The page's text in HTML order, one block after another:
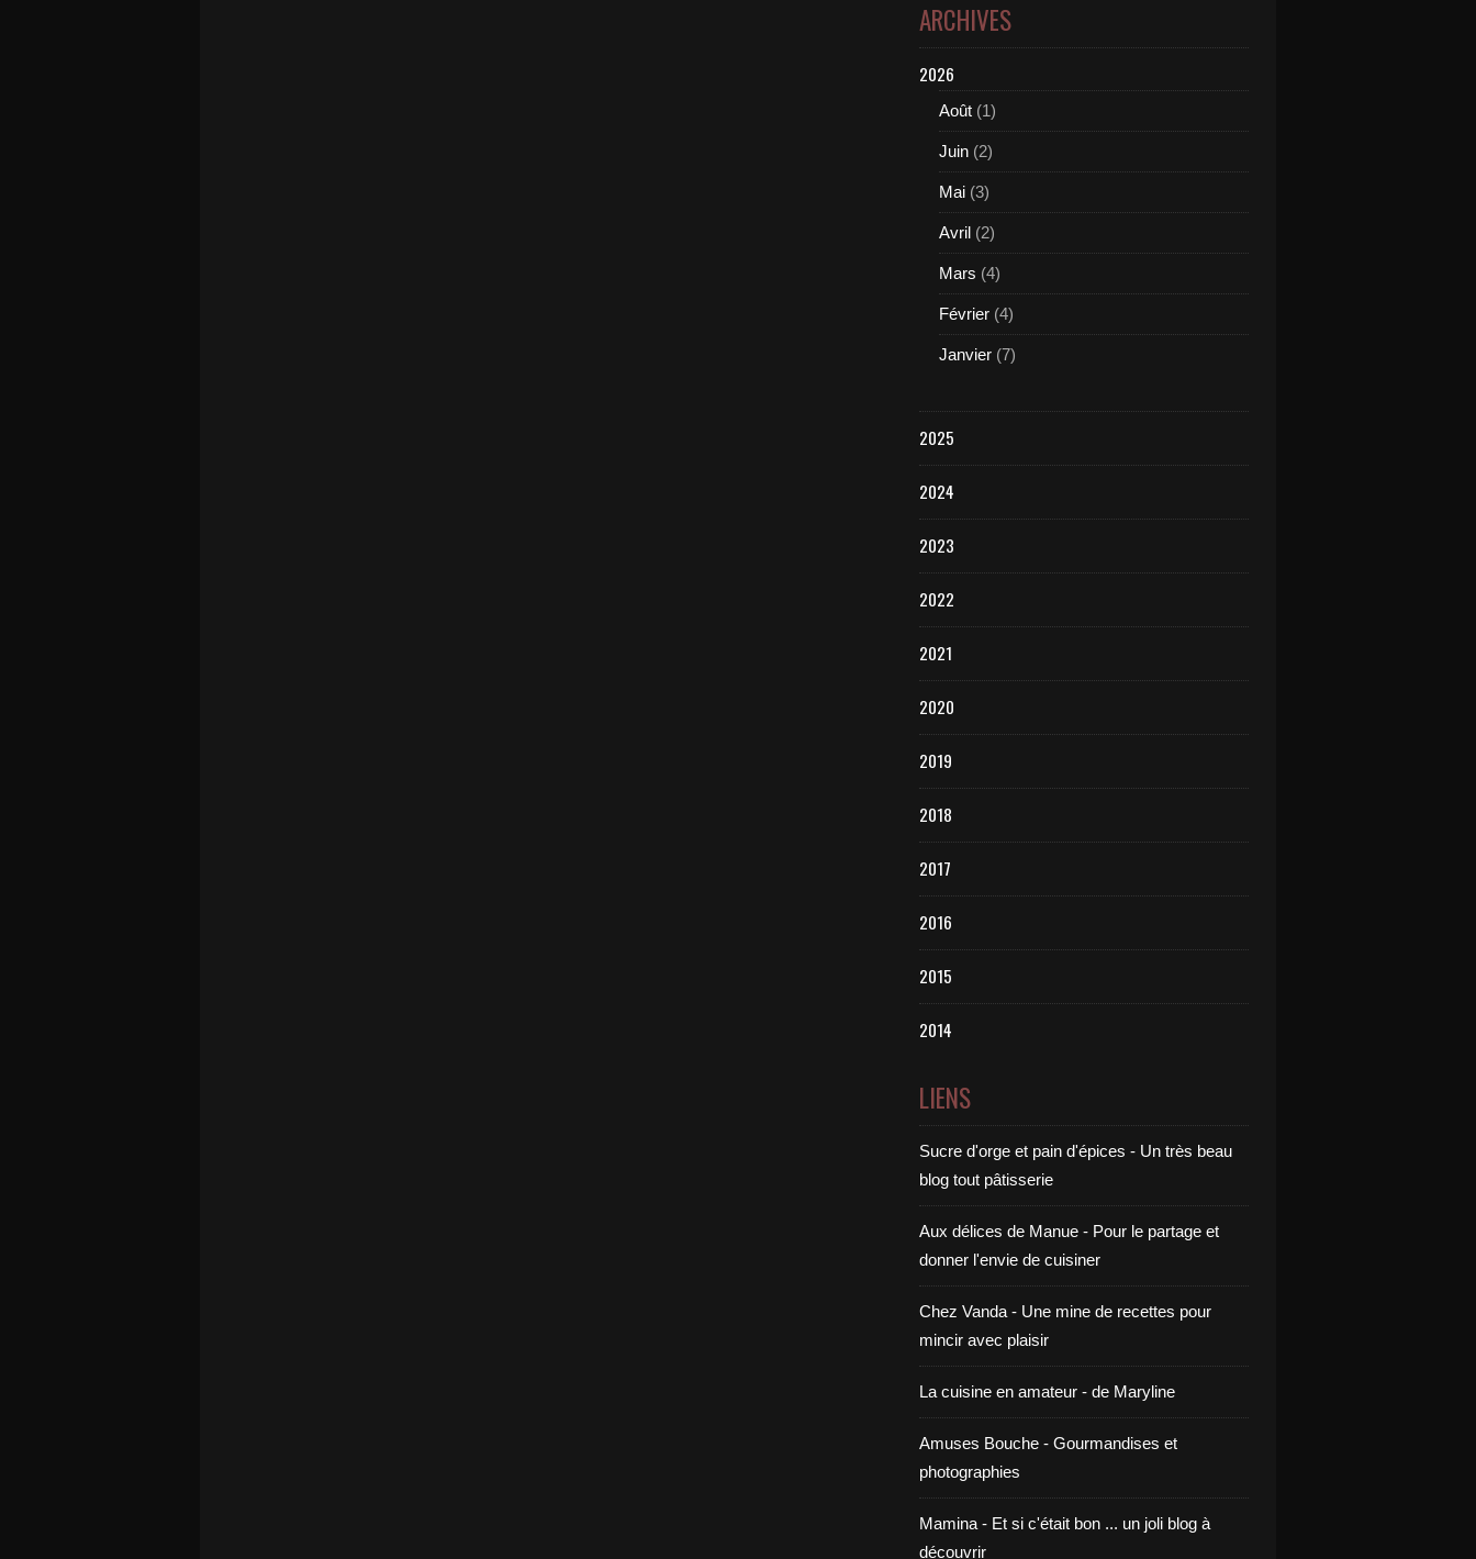
ARCHIVES
2026
Août (1)
Juin (2)
Mai (3)
Avril (2)
Mars (4)
Février (4)
Janvier (7)
2025
2024
2023
2022
2021
2020
2019
2018
2017
2016
2015
2014
LIENS
Sucre d'orge et pain d'épices - Un très beau
blog tout pâtisserie
Aux délices de Manue - Pour le partage et
donner l'envie de cuisiner
Chez Vanda - Une mine de recettes pour
mincir avec plaisir
La cuisine en amateur - de Maryline
Amuses Bouche - Gourmandises et
photographies
Mamina - Et si c'était bon ... un joli blog à
découvrir